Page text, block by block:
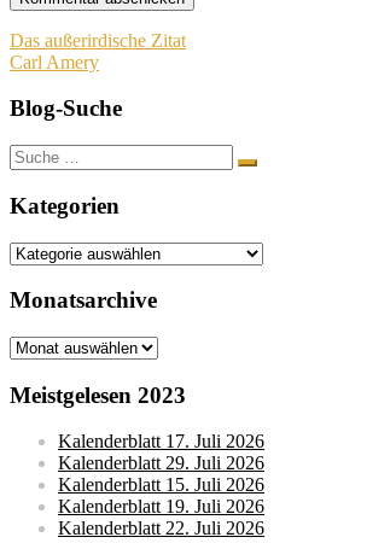
Beitragsnavigation
Das außerirdische Zitat
Carl Amery
Blog-Suche
Suche
nach:
Kategorien
Kategorien
Monatsarchive
Monatsarchive
Meistgelesen 2023
Kalenderblatt 17. Juli 2026
Kalenderblatt 29. Juli 2026
Kalenderblatt 15. Juli 2026
Kalenderblatt 19. Juli 2026
Kalenderblatt 22. Juli 2026